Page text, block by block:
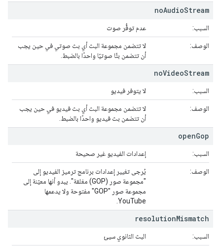
noAudioStream
السبب: عدم توفُّر صوت
الوصف:
لا تتضمن مجموعة البث أي بث صوتي في حين يجب
أن تتضمن بثًا صوتيًا واحدًا بالضبط.
noVideoStream
السبب: لا يتوفر فيديو
الوصف:
لا تتضمن مجموعة البث أي بث فيديو في حين يجب
أن تتضمن بث فيديو واحدًا بالضبط.
openGop
السبب: إعدادات الفيديو غير صحيحة
الوصف:
يُرجى تغيير إعدادات برنامج ترميز الفيديو إلى
"مجموعة صور (GOP) مغلقة". يبدو أنها معيّنة إلى
مجموعة صور "GOP" مفتوحة ولا يدعمها
YouTube.
resolutionMismatch
السبب: البث الثانوي سيئ